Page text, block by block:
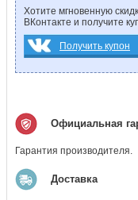
Хотите мгновенную
ВКонтакте и получите
Получить купон
Официальная
Гарантия производителя.
Доставка